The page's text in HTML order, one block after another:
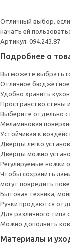
Отличный выбор,
начать ей
Артикул: 094.243.87
Подробнее о
Вы можете выбрать
Отличное бюджетное
Удобно хранить
Пространство стены
Выберите отдельно
Меламиновая
Устойчивая к
Дверцы легко
Дверцы можно
Регулируемые ножки
Чтобы сохранить
могут повредить
Бытовая техника,
Ручки продаются
Для различного
Можно дополнить
Материалы и